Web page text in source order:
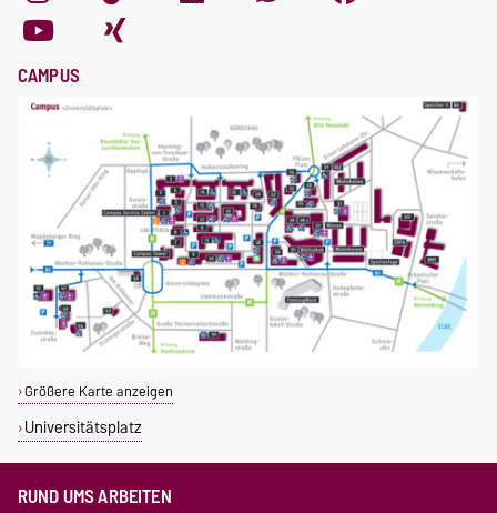
CAMPUS
Größere Karte anzeigen
Universitätsplatz
RUND UMS ARBEITEN